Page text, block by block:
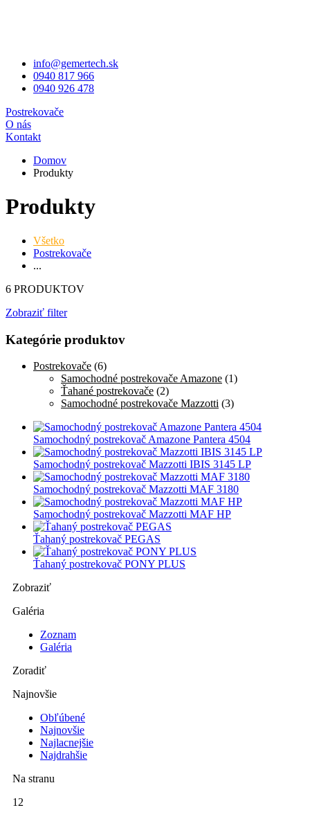
info@gemertech.sk
0940 817 966
0940 926 478
Postrekovače
O nás
Kontakt
Domov
Produkty
Produkty
Všetko
Postrekovače
...
6 PRODUKTOV
Zobraziť filter
Kategórie produktov
Postrekovače (6)
Samochodné postrekovače Amazone (1)
Ťahané postrekovače (2)
Samochodné postrekovače Mazzotti (3)
Samochodný postrekovač Amazone Pantera 4504
Samochodný postrekovač Mazzotti IBIS 3145 LP
Samochodný postrekovač Mazzotti MAF 3180
Samochodný postrekovač Mazzotti MAF HP
Ťahaný postrekovač PEGAS
Ťahaný postrekovač PONY PLUS
Zobraziť
Galéria
Zoznam
Galéria
Zoradiť
Najnovšie
Obľúbené
Najnovšie
Najlacnejšie
Najdrahšie
Na stranu
12